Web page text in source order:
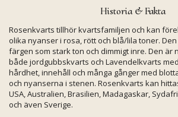
Historia & Fakta
Rosenkvarts tillhör kvartsfamiljen och kan
olika nyanser i rosa, rött och blå/lila toner.
färgen som stark ton och dimmigt inre. Den är
både jordgubbskvarts och Lavendelkvarts
hårdhet, innehåll och många gånger med
och nyanserna i stenen. Rosenkvarts kan
USA, Australien, Brasilien, Madagaskar,
och även Sverige.